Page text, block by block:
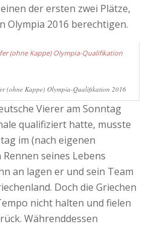
der ersten zwei Plätze,
Olympia 2016 berechtigen.
(ohne Kappe) Olympia-Qualifikation 2016
Vierer am Sonntag
qualifiziert hatte, musste
im (nach eigenen
seines Lebens
an lagen er und sein Team
Doch die Griechen
nicht halten und fielen
Währenddessen